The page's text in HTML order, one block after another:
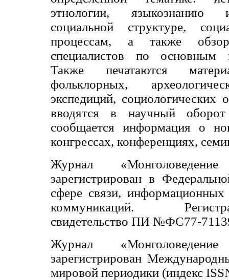
этнологии, языкознанию
социальной структуре,
процессам, а также
специалистов по основным
Также печатаются
фольклорных,
экспедиций, социологических
вводятся в научный
сообщается информация о
конгрессах, конференциях,
Журнал
зарегистрирован в
сфере связи,
коммуникаций.
свидетельство ПИ №ФС77-
Журнал
зарегистрирован
мировой периодики (индекс